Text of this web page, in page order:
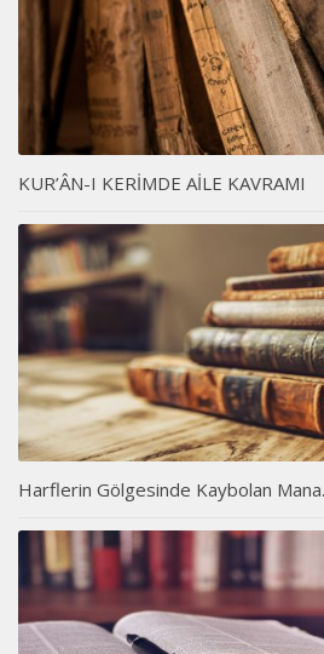
KUR’ÂN-I KERİMDE AİLE KAVRAMI
Harflerin Gölgesinde Kaybolan